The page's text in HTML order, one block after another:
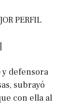
PERFIL
y defensora
subrayó
con ella al